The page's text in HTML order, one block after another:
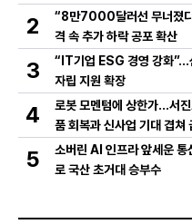
2
“8만7000달러선 무너졌
격 속 추가 하락 공포 확산
3
“IT기업 ESG 경영 강화
자립 지원 확장
4
로봇 모멘텀에 상한가…서
품 회복과 신사업 기대 겹쳐
5
소버린 AI 인프라 앞세운
로 국산 초거대 승부수